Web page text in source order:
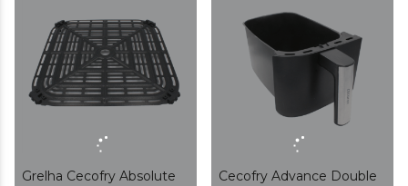
Grelha Cecofry Absolute
Cecofry Advance Double